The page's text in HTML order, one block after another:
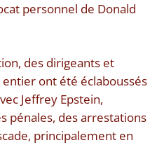
personnel de Donald
des dirigeants et
ont été éclaboussés
Jeffrey Epstein,
pénales, des arrestations
principalement en